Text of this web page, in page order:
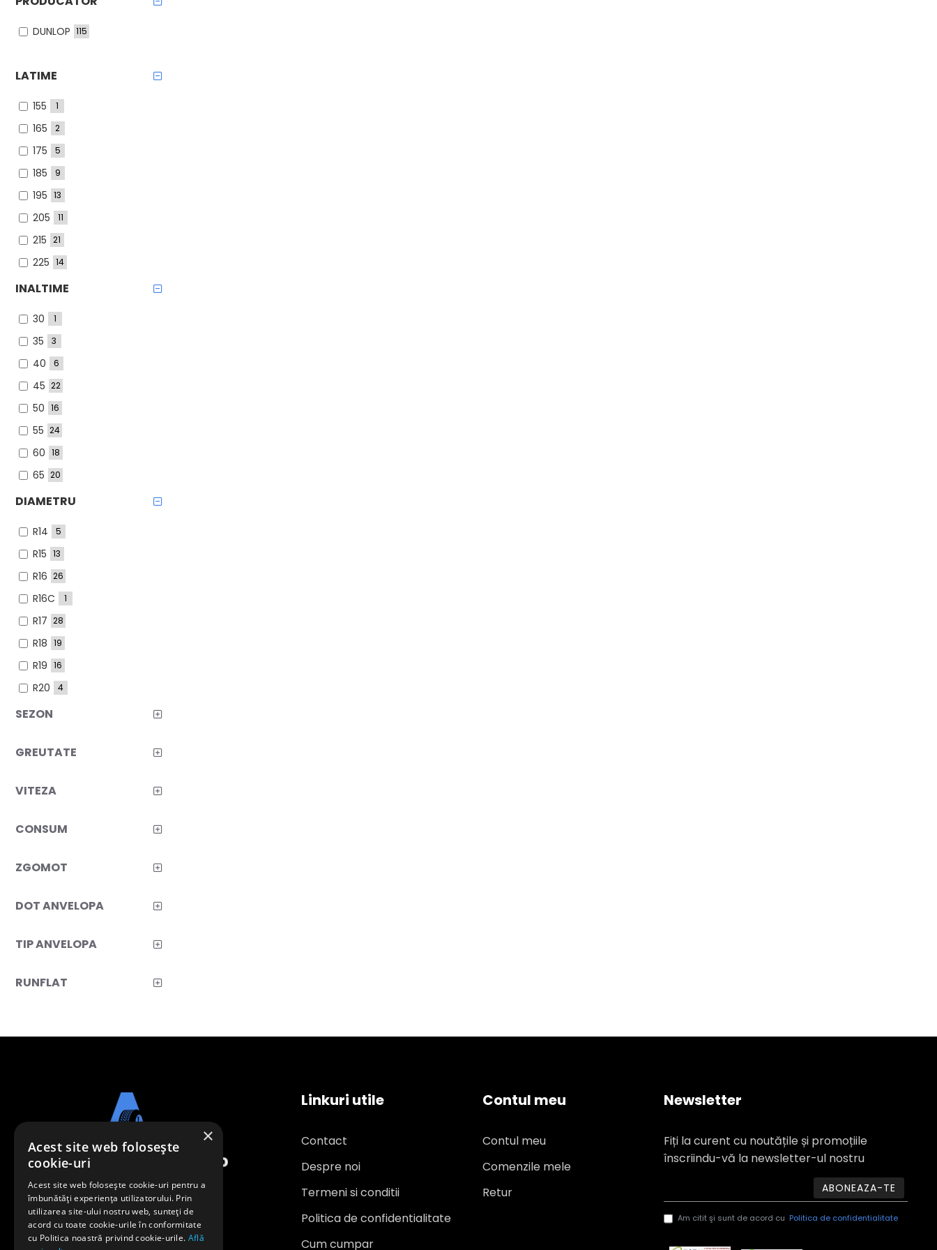
GREUTATE
LATIME
155 1
165 2
175 5
185 9
195 13
205 11
215 21
225 14
235 20
255 9
265 1
275 1
285 1
295 1
INALTIME
30 1
35 3
40 6
45 22
50 16
55 24
60 18
65 20
70 4
ZGOMOT
TIP ANVELOPA
CONSUM
RUNFLAT
DOT ANVELOPA
DUNLOP 115
VITEZA
SEZON
DIAMETRU
R14 5
R15 13
R16 26
R16C 1
R17 28
R18 19
R19 16
R20 4
R21
office@anvelopeavantajoase.ro
0739 849 970
Linkuri utile
Contact
Despre noi
Termeni si conditii
Politica de confidentialitate
Cum cumpar
Contul meu
Contul meu
Comenzile mele
Retur
Newsletter
Fiți la curent cu noutățile și promoțiile
înscriindu-vă la newsletter-ul nostru
ABONEAZA-TE
Am citit şi sunt de acord cu Politica de confidentialitate
×
Acest site web folosește
cookie-uri
Acest site web folosește cookie-uri pentru a
îmbunătăți experiența utilizatorului. Prin
utilizarea site-ului nostru web, sunteți de
acord cu toate cookie-urile în conformitate
cu Politica noastră privind cookie-urile. Află